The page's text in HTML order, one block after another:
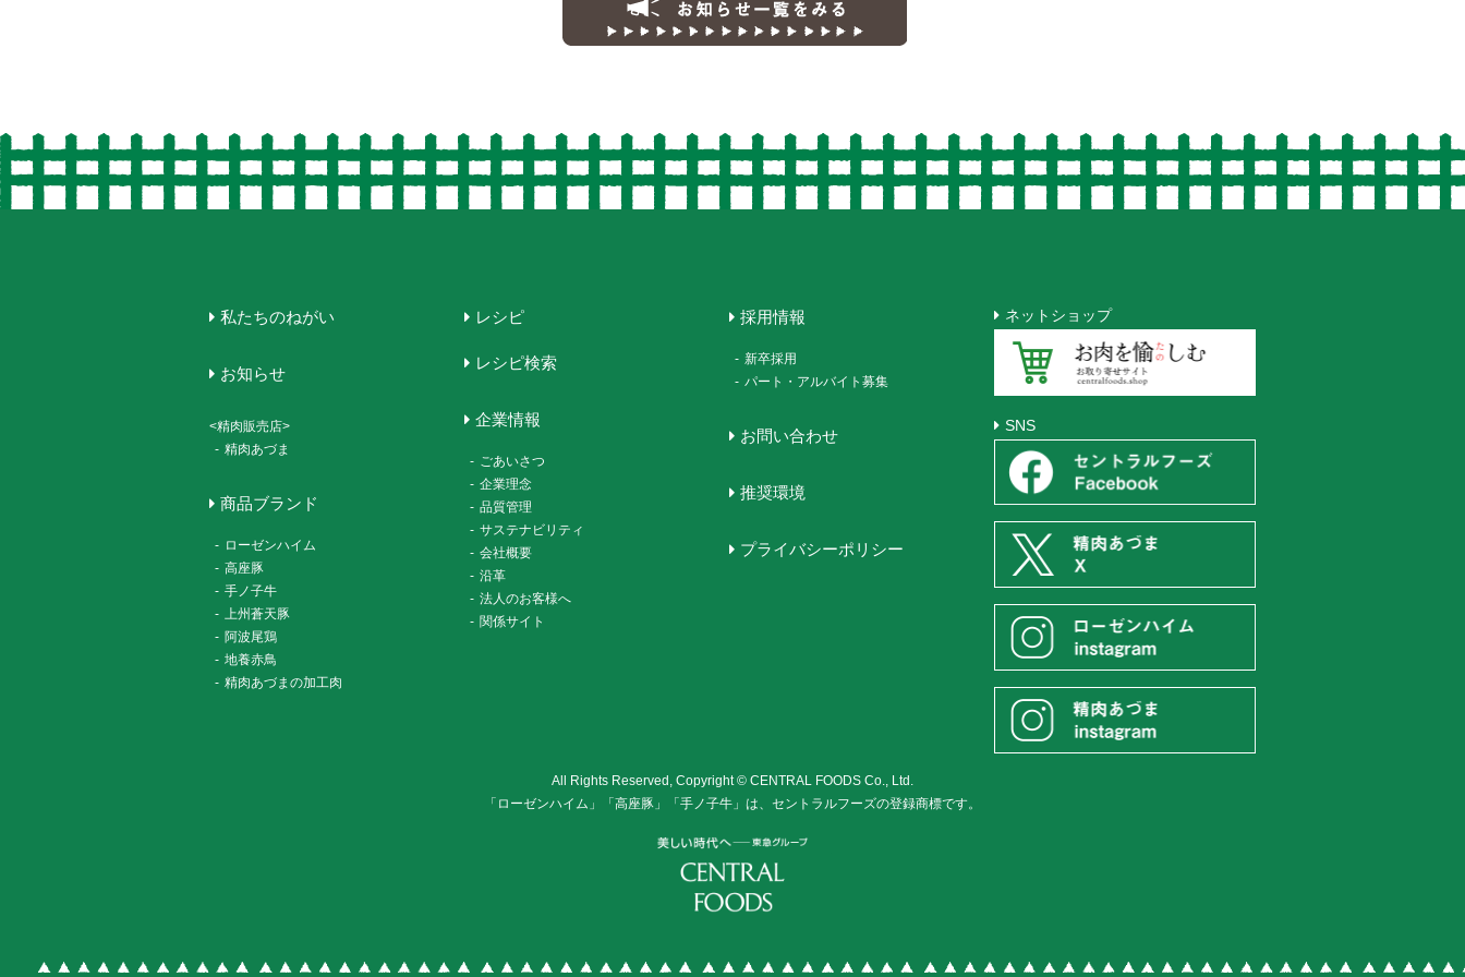
ネットショップ
SNS
私たちのねがい
お知らせ
<精肉販売店>
- 精肉あづま
商品ブランド
- ローゼンハイム
- 高座豚
- 手ノ子牛
- 上州蒼天豚
- 阿波尾鶏
- 地養赤鳥
- 精肉あづまの加工肉
レシピ
レシピ検索
企業情報
- ごあいさつ
- 企業理念
- 品質管理
- サステナビリティ
- 会社概要
- 沿革
- 法人のお客様へ
- 関係サイト
採用情報
- 新卒採用
- パート・アルバイト募集
お問い合わせ
推奨環境
プライバシーポリシー
All Rights Reserved, Copyright © CENTRAL FOODS Co., Ltd.
「ローゼンハイム」「高座豚」「手ノ子牛」は、セントラルフーズの登録商標です。